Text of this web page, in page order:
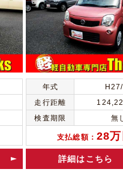
年式
走行距離
検査期限
無
支払総額： 28万
詳細はこちら